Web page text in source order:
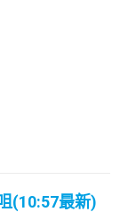
(10:57最新)